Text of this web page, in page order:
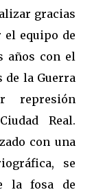
gracias
equipo de
años con el
de la Guerra
represión
Real.
con una
se
la fosa de